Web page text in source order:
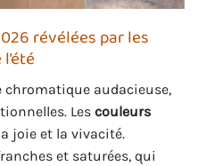
révélées par les
chromatique audacieuse,
Les couleurs
joie et la vivacité.
et saturées, qui